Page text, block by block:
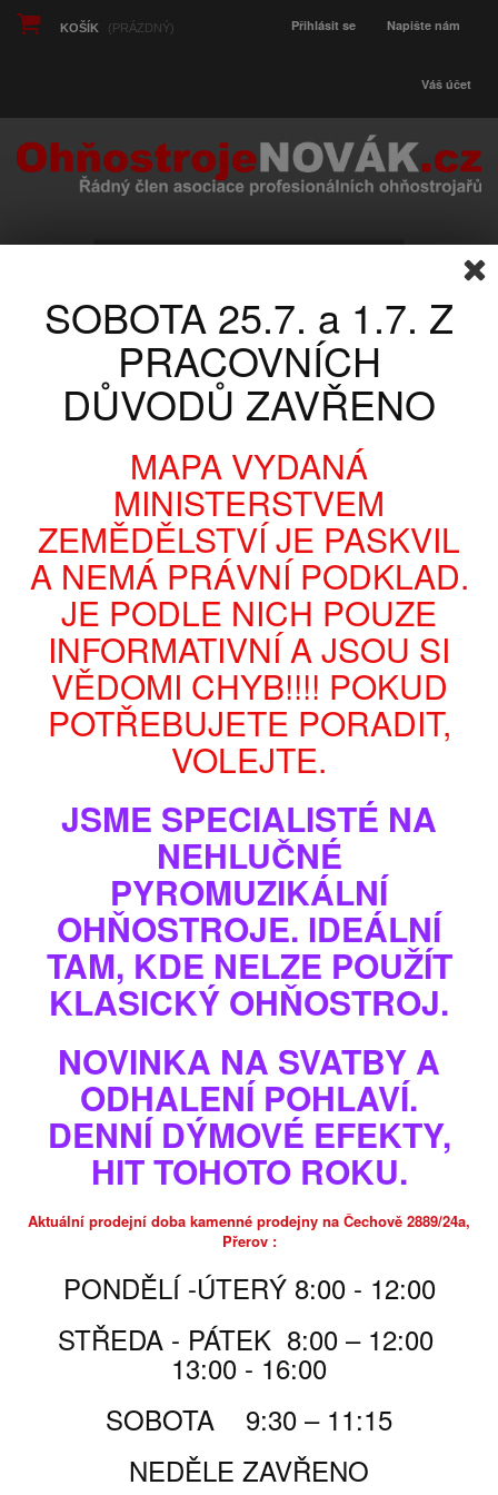
KOŠÍK (PRÁZDNÝ) Napište nám
Přihlásit se
Váš účet
KATEGORIE
EASY BOXY PROFESIONÁLNÍ SERIE
OHŇOSTROJ
Zobrazit větší
OHŇOSTROJ EASY BOX No11
Nové
EASY BOXY – sestava těch nejlepších pyrotechnických efektů
vhodných na jakoukoliv akci. Jsou sestaveny z nejkvalitnějších
pyrotechnických baterii adekvátní vybrané ceně. Sestavu zapalujeme
z důvodů větší bezpečnosti přiloženou zapalovací svíčkou. Přiložená
skladem
Poslat příteli
Tisk
15 000,00 Kč
PŘIDAT DO KOŠÍKU
PARAMETRY
SOBOTA 25.7. a 1.7. Z
PRACOVNÍCH
DŮVODŮ ZAVŘENO
MAPA VYDANÁ
MINISTERSTVEM
ZEMĚDĚLSTVÍ JE PASKVIL
A NEMÁ PRÁVNÍ PODKLAD.
JE PODLE NICH POUZE
INFORMATIVNÍ A JSOU SI
VĚDOMI CHYB!!!! POKUD
POTŘEBUJETE PORADIT,
VOLEJTE.
JSME SPECIALISTÉ NA
NEHLUČNÉ
PYROMUZIKÁLNÍ
OHŇOSTROJE. IDEÁLNÍ
TAM, KDE NELZE POUŽÍT
KLASICKÝ OHŇOSTROJ.
NOVINKA NA SVATBY A
ODHALENÍ POHLAVÍ.
DENNÍ DÝMOVÉ EFEKTY,
HIT TOHOTO ROKU.
Aktuální prodejní doba kamenné prodejny na Čechově 2889/24a,
Přerov :
PONDĚLÍ -ÚTERÝ 8:00 - 12:00
STŘEDA - PÁTEK 8:00 – 12:00
13:00 - 16:00
SOBOTA 9:30 – 11:15
NEDĚLE ZAVŘENO